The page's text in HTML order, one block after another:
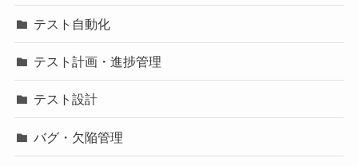
テスト自動化
テスト計画・進捗管理
テスト設計
バグ・欠陥管理